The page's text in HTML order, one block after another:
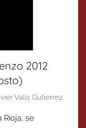
2012
Valls Gutierrez
Rioja, se